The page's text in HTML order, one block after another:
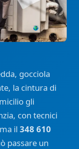
gocciola
la cintura di
gli
con tecnici
il348 610
passare un